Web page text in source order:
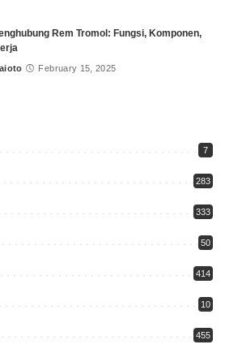
Rem Tromol: Fungsi, Komponen,
February 15, 2025
7
283
333
50
414
10
455